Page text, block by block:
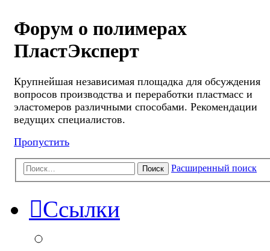
Форум о полимерах
ПластЭксперт
Крупнейшая независимая площадка для обсуждения
вопросов производства и переработки пластмасс и
эластомеров различными способами. Рекомендации
ведущих специалистов.
Пропустить
Поиск Расширенный поиск
Ссылки